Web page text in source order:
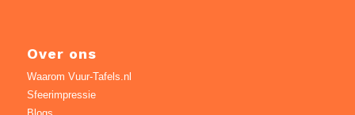
Over ons
Waarom Vuur-Tafels.nl
Sfeerimpressie